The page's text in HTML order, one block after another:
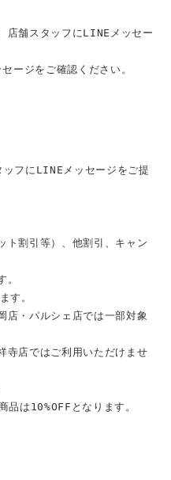
店舗スタッフにLINEメッセー
ージをご確認ください。
フにLINEメッセージをご提
ト割引等）、他割引、キャン
。
す。
店・パルシェ店では一部対象
寺店ではご利用いただけませ
は10%OFFとなります。